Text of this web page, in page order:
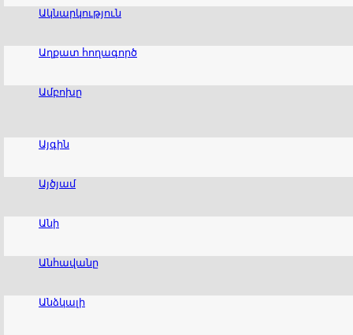
Ակնարկություն
Աղքատ հողագործ
Ամբոխը
Այգին
Այծյամ
Անի
Անհավանը
Անձկալի